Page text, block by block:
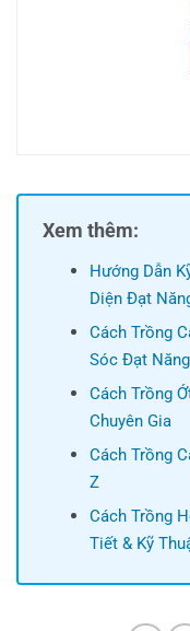
Xem thêm:
Hướng Dẫn
Diện Đạt
Cách Trồng
Sóc Đạt
Cách Trồng
Chuyên Gia
Cách Trồng
Z
Cách Trồng
Tiết & Kỹ